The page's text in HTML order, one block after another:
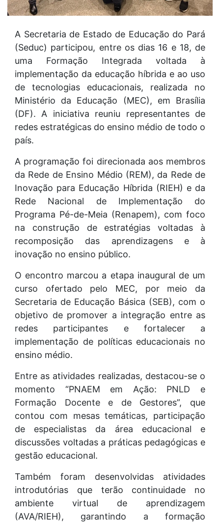
A Secretaria de Estado de Educação do Pará
(Seduc) participou, entre os dias 16 e 18, de
uma Formação Integrada voltada à
implementação da educação híbrida e ao uso
de tecnologias educacionais, realizada no
Ministério da Educação (MEC), em Brasília
(DF). A iniciativa reuniu representantes de
redes estratégicas do ensino médio de todo o
país.
A programação foi direcionada aos membros
da Rede de Ensino Médio (REM), da Rede de
Inovação para Educação Híbrida (RIEH) e da
Rede Nacional de Implementação do
Programa Pé-de-Meia (Renapem), com foco
na construção de estratégias voltadas à
recomposição das aprendizagens e à
inovação no ensino público.
O encontro marcou a etapa inaugural de um
curso ofertado pelo MEC, por meio da
Secretaria de Educação Básica (SEB), com o
objetivo de promover a integração entre as
redes participantes e fortalecer a
implementação de políticas educacionais no
ensino médio.
Entre as atividades realizadas, destacou-se o
momento “PNAEM em Ação: PNLD e
Formação Docente e de Gestores”, que
contou com mesas temáticas, participação
de especialistas da área educacional e
discussões voltadas a práticas pedagógicas e
gestão educacional.
Também foram desenvolvidas atividades
introdutórias que terão continuidade no
ambiente virtual de aprendizagem
(AVA/RIEH), garantindo a formação